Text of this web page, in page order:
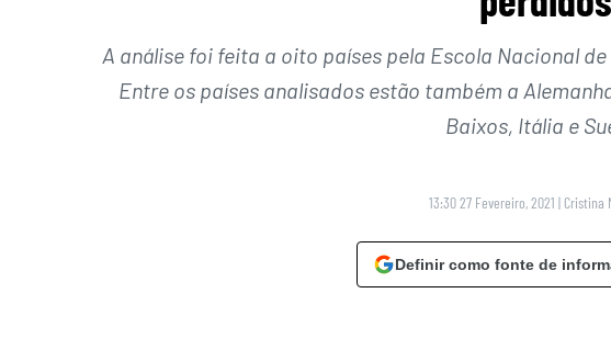
A análise foi feita a oito países pela Escola Nacional
Entre os países analisados estão também a
Baixos, Itália e
13:30 27 Fevereiro, 2021 | Cristina
Definir como fonte de